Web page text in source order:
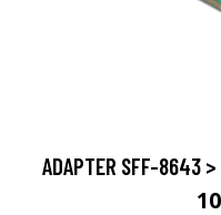
ADAPTER SFF-8643